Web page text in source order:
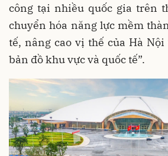
công tại nhiều quốc gia trên
chuyển hóa năng lực mềm
tế, nâng cao vị thế của Hà
bản đồ khu vực và quốc tế”.